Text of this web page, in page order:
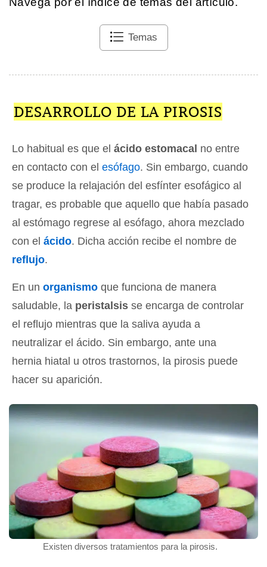
Temas
DESARROLLO DE LA PIROSIS
Lo habitual es que el ácido estomacal no entre
en contacto con el esófago. Sin embargo, cuando
se produce la relajación del esfínter esofágico al
tragar, es probable que aquello que había pasado
al estómago regrese al esófago, ahora mezclado
con el ácido. Dicha acción recibe el nombre de
reflujo.
En un organismo que funciona de manera
saludable, la peristalsis se encarga de controlar
el reflujo mientras que la saliva ayuda a
neutralizar el ácido. Sin embargo, ante una
hernia hiatal u otros trastornos, la pirosis puede
hacer su aparición.
Existen diversos tratamientos para la pirosis.